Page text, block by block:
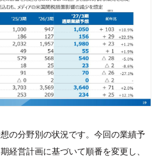
の分野別の状況です。今回の業績予
経営計画に基づいて順番を変更し、